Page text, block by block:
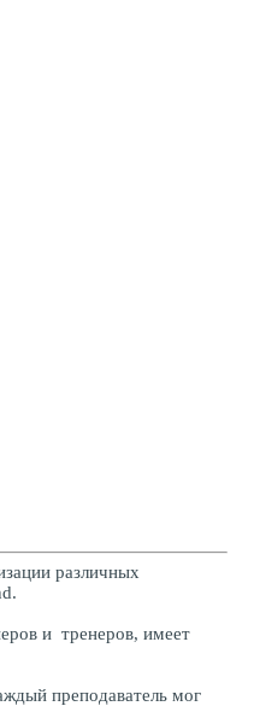
различных
и тренеров, имеет
преподаватель мог